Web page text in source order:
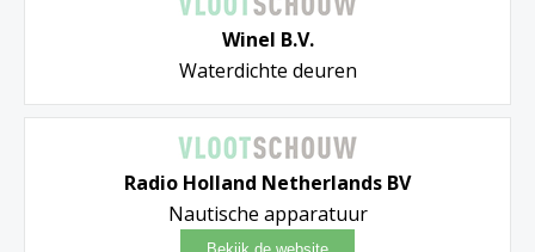
Winel B.V.
Waterdichte deuren
Radio Holland Netherlands BV
Nautische apparatuur